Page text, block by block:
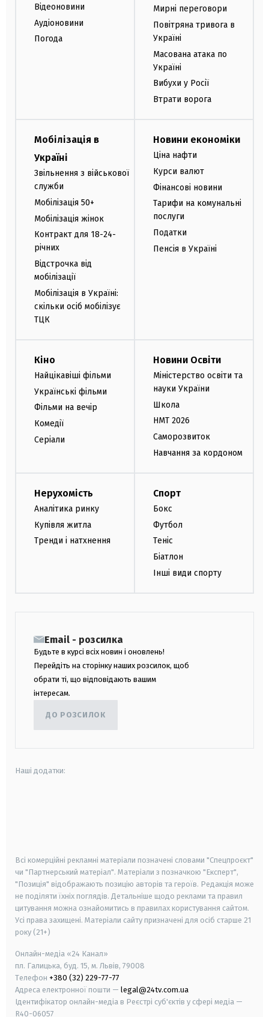
Відеоновини
Аудіоновини
Погода
Мирні переговори
Повітряна тривога в
Україні
Масована атака по
Україні
Вибухи у Росії
Втрати ворога
Мобілізація в
Україні
Звільнення з військової
служби
Мобілізація 50+
Мобілізація жінок
Контракт для 18-24-
річних
Відстрочка від
мобілізації
Мобілізація в Україні:
скільки осіб мобілізує
ТЦК
Новини економіки
Ціна нафти
Курси валют
Фінансові новини
Тарифи на комунальні
послуги
Податки
Пенсія в Україні
Кіно
Найцікавіші фільми
Українські фільми
Фільми на вечір
Комедії
Серіали
Новини Освіти
Міністерство освіти та
науки України
Школа
НМТ 2026
Саморозвиток
Навчання за кордоном
Нерухомість
Аналітика ринку
Купівля житла
Тренди і натхнення
Спорт
Бокс
Футбол
Теніс
Біатлон
Інші види спорту
Email - розсилка
Будьте в курсі всіх новин і оновлень!
Перейдіть на сторінку наших розсилок, щоб
обрати ті, що відповідають вашим
інтересам.
ДО РОЗСИЛОК
Наші додатки:
Всі комерційні рекламні матеріали позначені словами "Спецпроєкт"
чи "Партнерський матеріал". Матеріали з позначкою "Експерт",
"Позиція" відображають позицію авторів та героїв. Редакція може
не поділяти їхніх поглядів. Детальніше щодо реклами та правил
цитування можна ознайомитись в правилах користування сайтом.
Усі права захищені. Матеріали сайту призначені для осіб старше 21
року (21+)
Онлайн-медіа «24 Канал»
пл. Галицька, буд. 15, м. Львів, 79008
Телефон +380 (32) 229-77-77
Адреса електронної пошти — legal@24tv.com.ua
Ідентифікатор онлайн-медіа в Реєстрі суб'єктів у сфері медіа —
R40-06057